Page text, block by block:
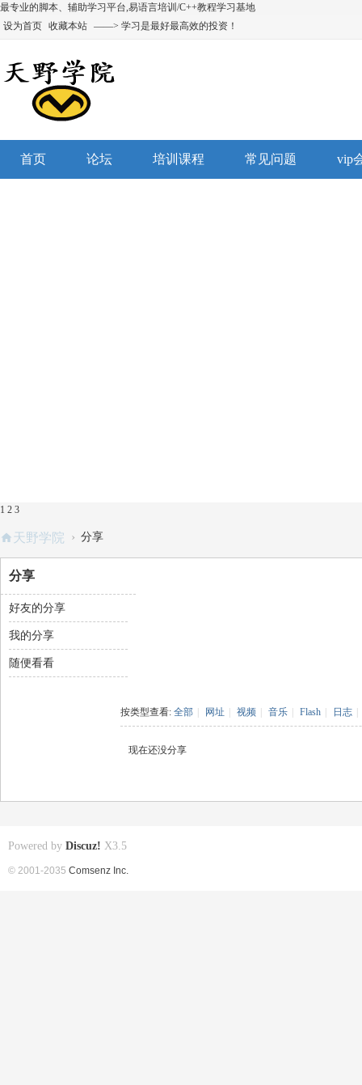
最专业的脚本、辅助学习平台,易语言培训/C++教程学习基地
设为首页 收藏本站 ——> 学习是最好最高效的投资！
首页 论坛 培训课程 常见问题 vip
1 2 3
天野学院 › 分享
分享
好友的分享
我的分享
随便看看
按类型查看: 全部 网址 视频 音乐 Flash 日志
现在还没分享
Powered by Discuz! X3.5
© 2001-2035 Comsenz Inc.